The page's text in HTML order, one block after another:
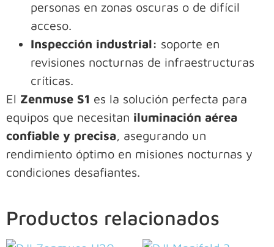
personas en zonas oscuras o de difícil
acceso.
Inspección industrial: soporte en
revisiones nocturnas de infraestructuras
críticas.
El Zenmuse S1 es la solución perfecta para
equipos que necesitan iluminación aérea
confiable y precisa, asegurando un
rendimiento óptimo en misiones nocturnas y
condiciones desafiantes.
Productos relacionados